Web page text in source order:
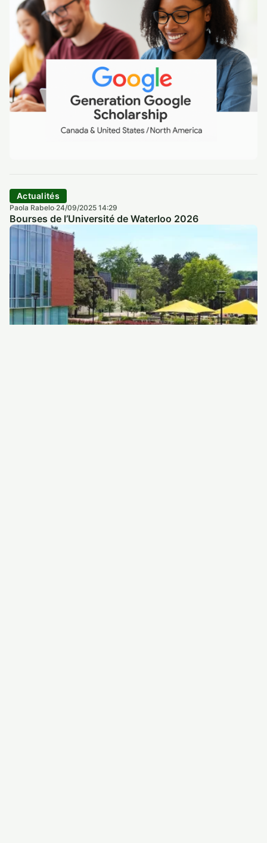
Actualités
Paola Rabelo·24/09/2025 14:29
Bourses de l’Université de Waterloo 2026